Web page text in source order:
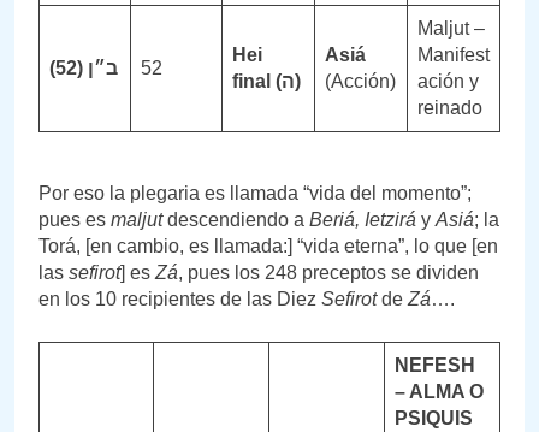
ב״ן (52) 52
Hei
final (ה)
Asiá
(Acción)
Maljut –
Manifest
ación y
reinado
Por eso la plegaria es llamada “vida del momento”;
pues es maljutdescendiendo a Beriá, Ietzirá y Asiá; la
Torá, [en cambio, es llamada:] “vida eterna”, lo que [en
las sefirot] es Zá, pues los 248 preceptos se dividen
en los 10 recipientes de las Diez Sefirotde Zá….
NEFESH
– ALMA O
PSIQUIS